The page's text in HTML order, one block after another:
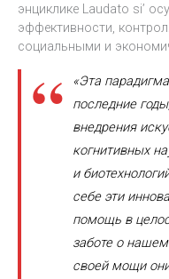
энциклике Laudato si’
эффективности,
социальными и
«Эта
последние
внедрения
когнитивных
и
себе эти
помощь в
заботе о
своей мощи